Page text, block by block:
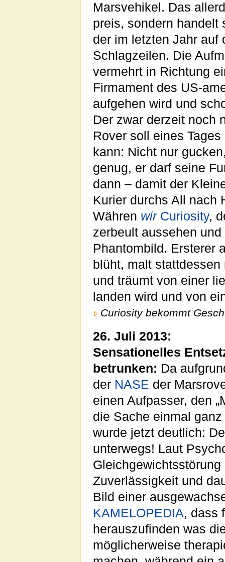
Marsvehikel. Das
preis, sondern handelt
der im letzten Jahr auf
Schlagzeilen. Die
vermehrt in Richtung
Firmament des US-
aufgehen wird und
Der zwar derzeit noch
Rover soll eines
kann: Nicht nur
genug, er darf seine
dann – damit der
Kurier durchs All nach
Währen wir Curiosity,
zerbeult aussehen
Phantombild. Ersterer
blüht, malt
und träumt von einer
landen wird und von
Curiosity bekommt
26. Juli 2013:
Sensationelles
betrunken: Da
der NASE der
einen Aufpasser, den
die Sache einmal
wurde jetzt deutlich:
unterwegs! Laut
Zuverlässigkeit und
Bild einer
KAMELOPEDIA, dass
herauszufinden was
möglicherweise